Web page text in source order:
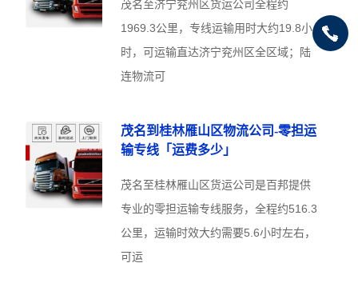
茂名至济宁兖州区货运公司全程约
1969.3公里，专线运输用时大约19.8小
时，可运输直达济宁兖州区全区域；陆
连物流可
茂名到桂林雁山区物流公司-零担运
输专线「运费多少」
茂名至桂林雁山区货运公司是百邦提供
专业的零担运输专线服务，全程约516.3
公里，运输时效大约需要5.6小时左右，
可运